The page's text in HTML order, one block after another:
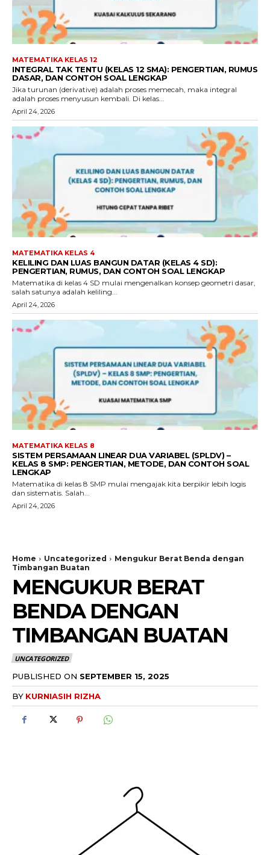
MATEMATIKA KELAS 12
INTEGRAL TAK TENTU (KELAS 12 SMA): PENGERTIAN, RUMUS
DASAR, DAN CONTOH SOAL LENGKAP
Jika turunan (derivative) adalah proses memecah, maka integral
adalah proses menyusun kembali. Di kelas...
April 24, 2026
MATEMATIKA KELAS 4
KELILING DAN LUAS BANGUN DATAR (KELAS 4 SD):
PENGERTIAN, RUMUS, DAN CONTOH SOAL LENGKAP
Matematika di kelas 4 SD mulai mengenalkan konsep geometri dasar,
salah satunya adalah keliling...
April 24, 2026
MATEMATIKA KELAS 8
SISTEM PERSAMAAN LINEAR DUA VARIABEL (SPLDV) –
KELAS 8 SMP: PENGERTIAN, METODE, DAN CONTOH SOAL
LENGKAP
Matematika di kelas 8 SMP mulai mengajak kita berpikir lebih logis
dan sistematis. Salah...
April 24, 2026